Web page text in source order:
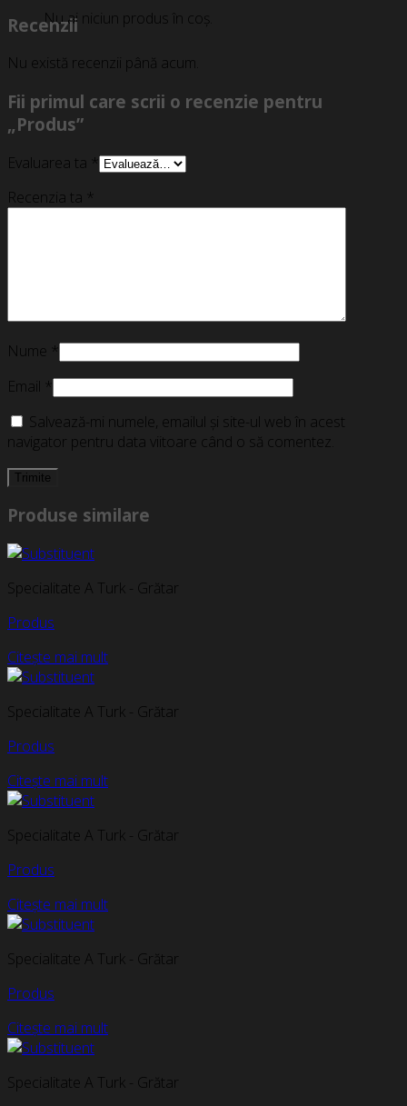
Nu ai niciun produs în coș.
Recenzii
Nu există recenzii până acum.
Fii primul care scrii o recenzie pentru
„Produs”
Evaluarea ta *
Recenzia ta *
Nume *
Email *
Salvează-mi numele, emailul și site-ul web în acest
navigator pentru data viitoare când o să comentez.
Produse similare
Specialitate A Turk - Grătar
Produs
Citește mai mult
Specialitate A Turk - Grătar
Produs
Citește mai mult
Specialitate A Turk - Grătar
Produs
Citește mai mult
Specialitate A Turk - Grătar
Produs
Citește mai mult
Specialitate A Turk - Grătar